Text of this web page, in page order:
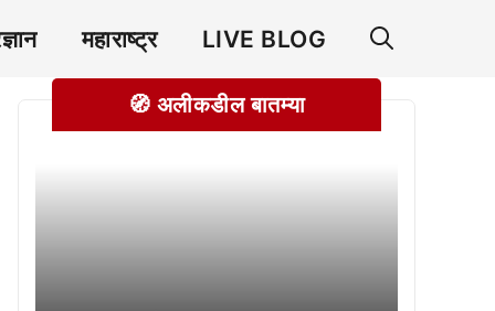
महाराष्ट्र LIVE BLOG
🧭 अलीकडील बातम्या